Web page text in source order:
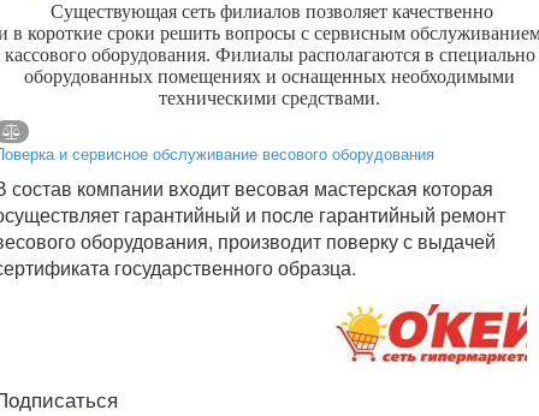
Существующая сеть филиалов позволяет качественно
в короткие сроки решить вопросы с сервисным
кассового оборудования. Филиалы располагаются в специально
оборудованных помещениях и оснащенных необходимыми
техническими средствами.
и сервисное обслуживание весового оборудования
состав компании входит весовая мастерская которая
гарантийный и после гарантийный ремонт
оборудования, производит поверку с выдачей
государственного образца.